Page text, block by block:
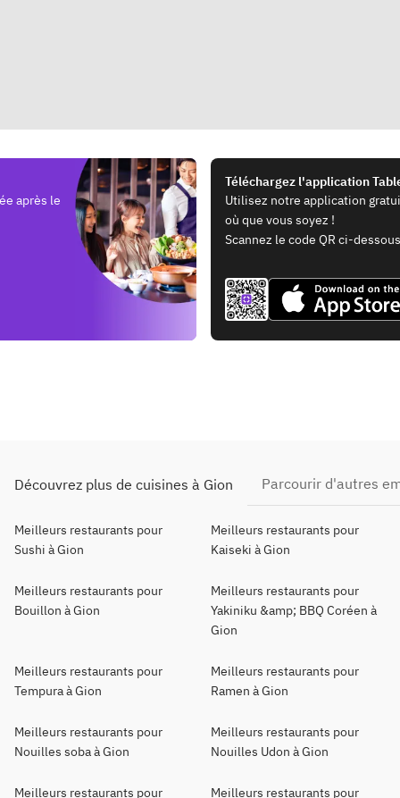
après le
Téléchargez l'application
Utilisez notre application
où que vous soyez !
Scannez le code QR ci-
Découvrez plus de cuisines à Gion Parcourir d'autres
Meilleurs restaurants pour
Sushi à Gion
Meilleurs restaurants pour
Kaiseki à Gion
Meilleurs restaurants pour
Bouillon à Gion
Meilleurs restaurants pour
Yakiniku &amp; BBQ Coréen à
Gion
Meilleurs restaurants pour
Tempura à Gion
Meilleurs restaurants pour
Ramen à Gion
Meilleurs restaurants pour
Nouilles soba à Gion
Meilleurs restaurants pour
Nouilles Udon à Gion
Meilleurs restaurants pour Meilleurs restaurants pour